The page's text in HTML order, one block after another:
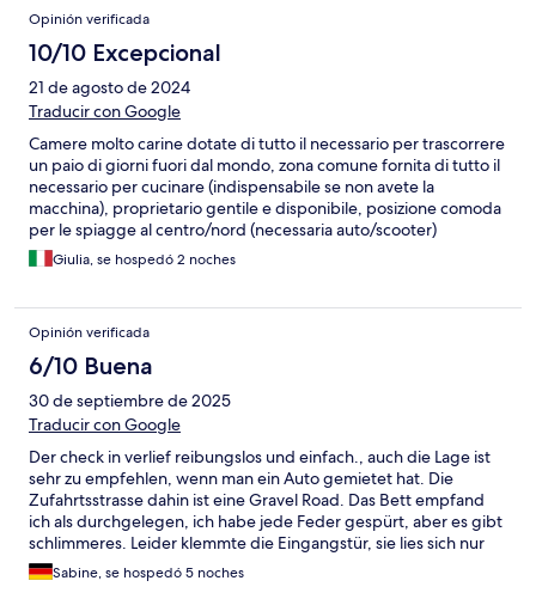
Opinión verificada
10/10 Excepcional
21 de agosto de 2024
Traducir con Google
Camere molto carine dotate di tutto il necessario per trascorrere
un paio di giorni fuori dal mondo, zona comune fornita di tutto il
necessario per cucinare (indispensabile se non avete la
macchina), proprietario gentile e disponibile, posizione comoda
per le spiagge al centro/nord (necessaria auto/scooter)
Giulia, se hospedó 2 noches
Opinión verificada
6/10 Buena
30 de septiembre de 2025
Traducir con Google
Der check in verlief reibungslos und einfach., auch die Lage ist
sehr zu empfehlen, wenn man ein Auto gemietet hat. Die
Zufahrtsstrasse dahin ist eine Gravel Road. Das Bett empfand
ich als durchgelegen, ich habe jede Feder gespürt, aber es gibt
schlimmeres. Leider klemmte die Eingangstür, sie lies sich nur
mit Geräusch schliessen. Bestimmt nervig für die Nachbarn
gewesen. Basisausstattung wie beschrieben. Ich würde das
Sabine, se hospedó 5 noches